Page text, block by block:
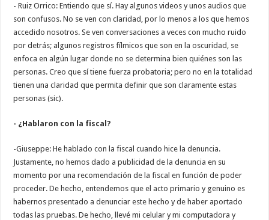
- Ruiz Orrico: Entiendo que sí. Hay algunos videos y unos audios que
son confusos. No se ven con claridad, por lo menos a los que hemos
accedido nosotros. Se ven conversaciones a veces con mucho ruido
por detrás; algunos registros fílmicos que son en la oscuridad, se
enfoca en algún lugar donde no se determina bien quiénes son las
personas. Creo que sí tiene fuerza probatoria; pero no en la totalidad
tienen una claridad que permita definir que son claramente estas
personas (sic).
- ¿Hablaron con la fiscal?
-Giuseppe: He hablado con la fiscal cuando hice la denuncia.
Justamente, no hemos dado a publicidad de la denuncia en su
momento por una recomendación de la fiscal en función de poder
proceder. De hecho, entendemos que el acto primario y genuino es
habernos presentado a denunciar este hecho y de haber aportado
todas las pruebas. De hecho, llevé mi celular y mi computadora y